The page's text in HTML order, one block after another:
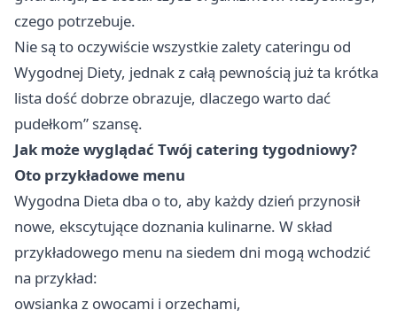
czego potrzebuje.
Nie są to oczywiście wszystkie zalety cateringu od
Wygodnej Diety, jednak z całą pewnością już ta krótka
lista dość dobrze obrazuje, dlaczego warto dać
pudełkom” szansę.
Jak może wyglądać Twój catering tygodniowy?
Oto przykładowe menu
Wygodna Dieta dba o to, aby każdy dzień przynosił
nowe, ekscytujące doznania kulinarne. W skład
przykładowego menu na siedem dni mogą wchodzić
na przykład:
owsianka z owocami i orzechami,